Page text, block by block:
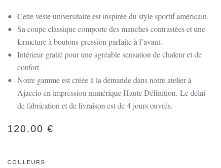
Cette veste universitaire est inspirée du style sportif américain.
Sa coupe classique comporte des manches contrastées et une
fermeture à boutons-pression parfaite à l’avant.
Intérieur gratté pour une agréable sensation de chaleur et de
confort.
Notre gamme est créée à la demande dans notre atelier à
Ajaccio en impression numérique Haute Définition. Le délai
de fabrication et de livraison est de 4 jours ouvrés.
120.00 €
COULEURS